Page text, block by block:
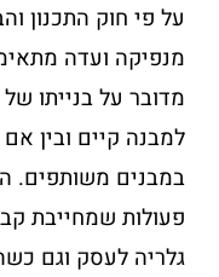
על פי חוק התכנון
מנפיקה ועדה
מדובר על בנייתו
למבנה קיים ובין
במבנים משותפים.
פעולות שמחייבת
גלריה לעסק וגם